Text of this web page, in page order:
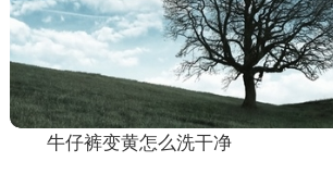
牛仔裤变黄怎么洗干净